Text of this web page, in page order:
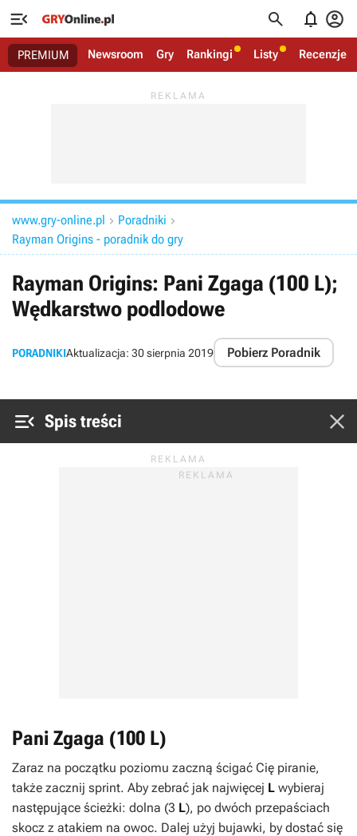
   
PREMIUM Newsroom Gry Rankingi Listy Recenzje
www.gry-online.pl  Poradniki 
Rayman Origins - poradnik do gry
Rayman Origins: Pani Zgaga (100 L);
Wędkarstwo podlodowe
PORADNIKIAktualizacja: 30 sierpnia 2019 Pobierz Poradnik
 Spis treści 
Pani Zgaga (100 L)
Zaraz na początku poziomu zaczną ścigać Cię piranie,
także zacznij sprint. Aby zebrać jak najwięcej L wybieraj
następujące ścieżki: dolna (3 L), po dwóch przepaściach
skocz z atakiem na owoc. Dalej użyj bujawki, by dostać się